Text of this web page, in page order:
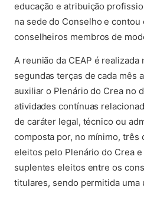
educação e atribuição
na sede do Conselho e contou
conselheiros membros de
A reunião da CEAP é realizada
segundas terças de cada mês
auxiliar o Plenário do Crea no
atividades contínuas
de caráter legal, técnico ou
composta por, no mínimo, três
eleitos pelo Plenário do Crea
suplentes eleitos entre os
titulares, sendo permitida uma